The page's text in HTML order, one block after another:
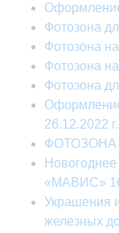
Оформление
Фотозона
Фотозона
Фотозона
Фотозона
26.12.2022 г.
ФОТОЗОНА
«МАВИС»
Украшения
железных